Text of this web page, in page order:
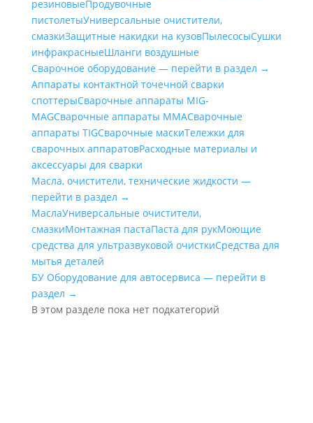
резиновыеПродувочные
пистолетыУниверсальные очистители,
смазкиЗащитные накидки на кузовПылесосыСушки
инфракрасныеШланги воздушные
Сварочное оборудование — перейти в раздел →
Аппараты контактной точечной сварки
cпоттерыСварочные аппараты MIG-
MAGСварочные аппараты MMAСварочные
аппараты TIGСварочные маскиТележки для
сварочных аппаратовРасходные материалы и
аксессуары для сварки
Масла, очистители, технические жидкости —
перейти в раздел →
МаслаУниверсальные очистители,
смазкиМонтажная пастаПаста для рукМоющие
средства для ультразвуковой очисткиСредства для
мытья деталей
БУ Оборудование для автосервиса — перейти в
раздел →
В этом разделе пока нет подкатегорий